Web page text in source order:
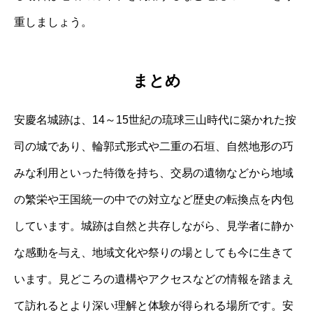
重しましょう。
まとめ
安慶名城跡は、14～15世紀の琉球三山時代に築かれた按
司の城であり、輪郭式形式や二重の石垣、自然地形の巧
みな利用といった特徴を持ち、交易の遺物などから地域
の繁栄や王国統一の中での対立など歴史の転換点を内包
しています。城跡は自然と共存しながら、見学者に静か
な感動を与え、地域文化や祭りの場としても今に生きて
います。見どころの遺構やアクセスなどの情報を踏まえ
て訪れるとより深い理解と体験が得られる場所です。安